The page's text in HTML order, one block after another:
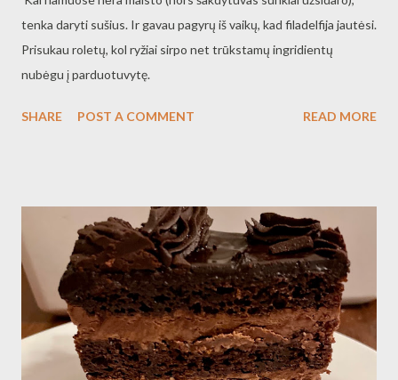
tenka daryti sušius. Ir gavau pagyrų iš vaikų, kad filadelfija jautėsi.
Prisukau roletų, kol ryžiai sirpo net trūkstamų ingridientų
nubėgu į parduotuvytę.
SHARE POST A COMMENT READ MORE